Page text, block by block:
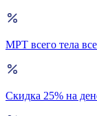
МРТ всего тела
Скидка 25% на